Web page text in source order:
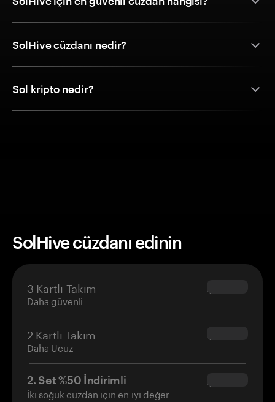
SolHive cüzdanı nedir?
Sol kripto nedir?
SolHive cüzdanı edinin
3 Kartlı Takım
Daha güvenli
$69.90
2 Kartlı Takım
Daha Ucuz
$54.90
2. Set %50 İndirimli
İki soğuk cüzdan için en iyi değer
$34.95